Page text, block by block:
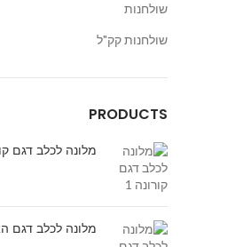
שולחנות
שולחנות קק"ל
PRODUCTS
מלונה לכלב דגם
מלונה לכלב דגם